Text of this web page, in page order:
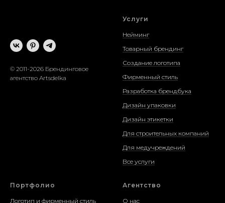
© 2011-2026 Брендинговое
агентство Artsdelka
Услуги
Нейминг
Товарный брендинг
Создание логотипа
Фирменный стиль
Разработка брендбука
Дизайн упаковки
Дизайн этикетки
Для строительных компаний
Для медучреждений
Все услуги
Портфолио
Логотип и фирменный стиль
Агентство
О нас